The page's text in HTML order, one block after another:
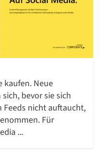
kaufen. Neue
bevor sie sich
Feeds nicht auftaucht,
Für
...